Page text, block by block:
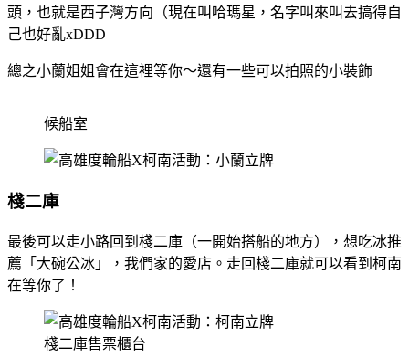
頭，也就是西子灣方向（現在叫哈瑪星，名字叫來叫去搞得自
己也好亂xDDD
總之小蘭姐姐會在這裡等你～還有一些可以拍照的小裝飾
候船室
棧二庫
最後可以走小路回到棧二庫（一開始搭船的地方），想吃冰推
薦「大碗公冰」，我們家的愛店。走回棧二庫就可以看到柯南
在等你了！
棧二庫售票櫃台